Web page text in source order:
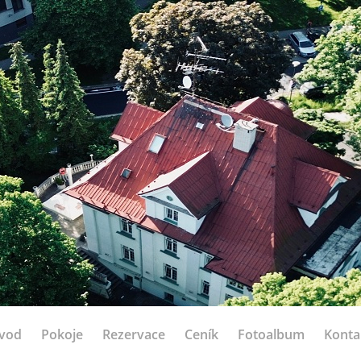
Pokoje Rezervace Ceník Fotoalbum